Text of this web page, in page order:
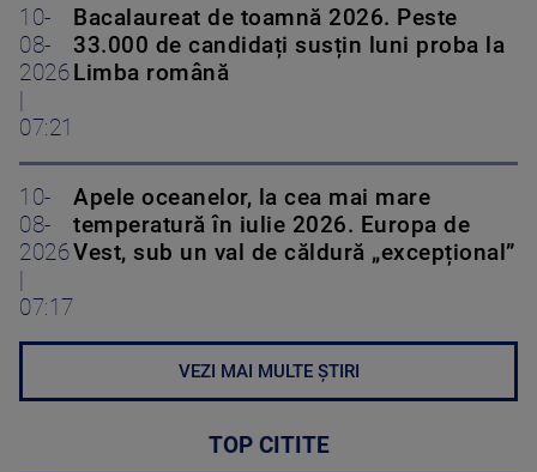
10-
08-
2026
07:21
Bacalaureat de toamnă 2026. Peste
33.000 de candidați susțin luni proba la
Limba română
10-
08-
2026
07:17
Apele oceanelor, la cea mai mare
temperatură în iulie 2026. Europa de
Vest, sub un val de căldură „excepțional”
VEZI MAI MULTE ȘTIRI
TOP CITITE